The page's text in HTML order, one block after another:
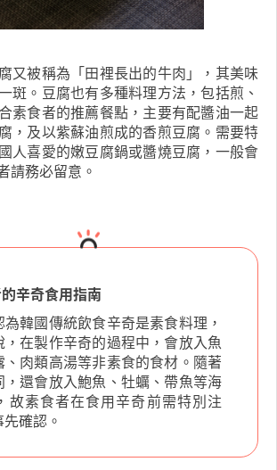
又被稱為「田裡長出的牛肉」，其美味
斑。豆腐也有多種料理方法，包括煎、
素食者的推薦餐點，主要有配醬油一起
，及以紫蘇油煎成的香煎豆腐。需要特
人喜愛的嫩豆腐鍋或醬燒豆腐，一般會
請務必留意。
辛奇食用指南
韓國傳統飲食辛奇是素食料理，
在製作辛奇的過程中，會放入魚
肉類高湯等非素食的食材。隨著
，還會放入鮑魚、牡蠣、帶魚等海
故素食者在食用辛奇前需特別注
確認。